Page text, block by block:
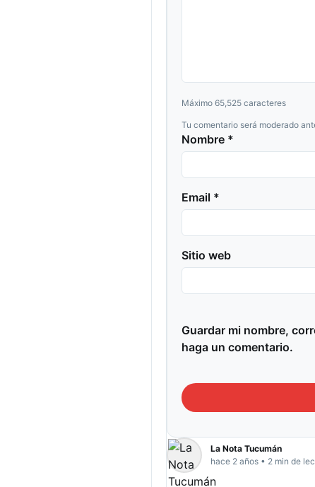
Máximo 65,525 caracteres
Tu comentario será moderado
Nombre *
Email *
Sitio web
Guardar mi nombre,
haga un comentario.
La Nota Tucumán
hace 2 años • 2 min de